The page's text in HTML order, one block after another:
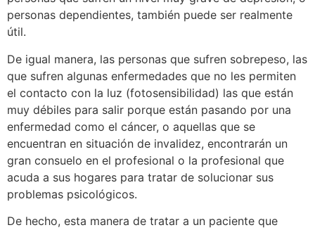
personas dependientes, también puede ser realmente
útil.
De igual manera, las personas que sufren sobrepeso, las
que sufren algunas enfermedades que no les permiten
el contacto con la luz (fotosensibilidad) las que están
muy débiles para salir porque están pasando por una
enfermedad como el cáncer, o aquellas que se
encuentran en situación de invalidez, encontrarán un
gran consuelo en el profesional o la profesional que
acuda a sus hogares para tratar de solucionar sus
problemas psicológicos.
De hecho, esta manera de tratar a un paciente que